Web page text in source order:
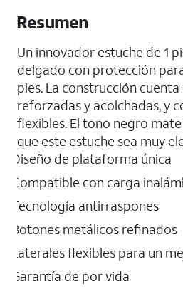
Resumen
Un innovador estuche de 1
delgado con protección
pies. La construcción cuenta
reforzadas y acolchadas, y
flexibles. El tono negro
que este estuche sea muy
Diseño de plataforma única
Compatible con carga
Tecnología antirraspones
Botones metálicos refinados
Laterales flexibles para un
Garantía de por vida